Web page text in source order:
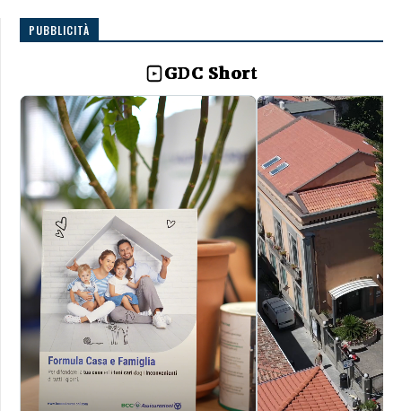
PUBBLICITÀ
GDC Short